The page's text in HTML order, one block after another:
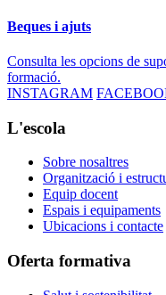
Beques i ajuts
Consulta les opcions de
formació.
INSTAGRAM
L'escola
Sobre nosaltres
Organització i
Equip docent
Espais i equipaments
Ubicacions i contacte
Oferta formativa